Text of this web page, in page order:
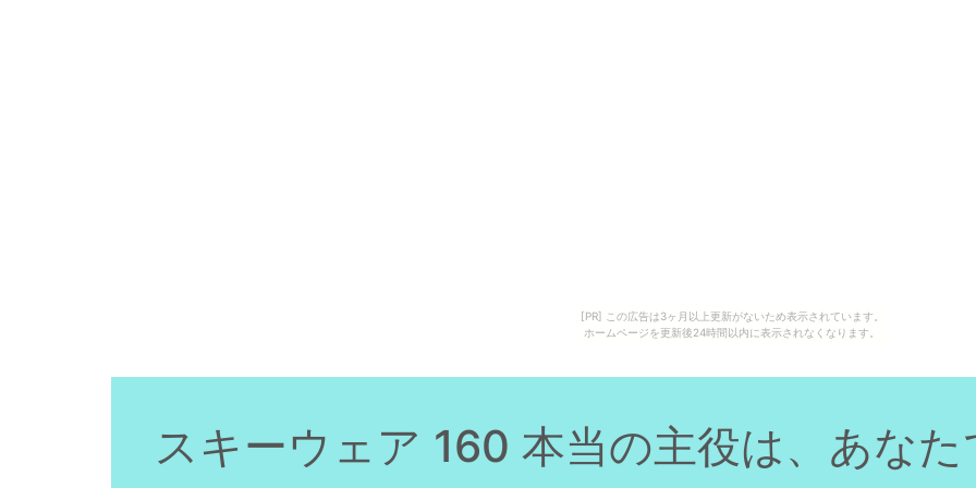
[PR] この広告は3ヶ月以上更新がないため表示されています。
ホームページを更新後24時間以内に表示されなくなります。
スキーウェア 160 本当の主役は、あな